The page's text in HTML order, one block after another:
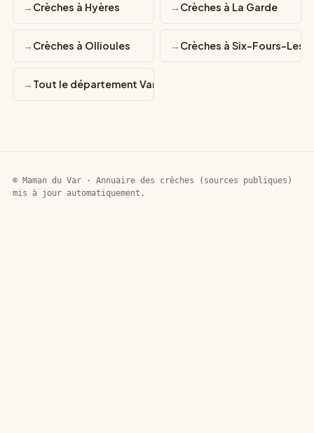
Crèches à Hyères Crèches à La Garde
Crèches à Ollioules Crèches à Six-Fours-Les-
Tout le département Var
© Maman du Var · Annuaire des crèches (sources publiques)
mis à jour automatiquement.